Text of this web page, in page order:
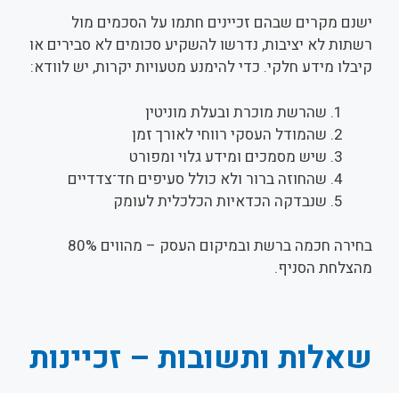
ישנם מקרים שבהם זכיינים חתמו על הסכמים מול
רשתות לא יציבות, נדרשו להשקיע סכומים לא סבירים או
קיבלו מידע חלקי. כדי להימנע מטעויות יקרות, יש לוודא:
שהרשת מוכרת ובעלת מוניטין
שהמודל העסקי רווחי לאורך זמן
שיש מסמכים ומידע גלוי ומפורט
שהחוזה ברור ולא כולל סעיפים חד־צדדיים
שנבדקה הכדאיות הכלכלית לעומק
בחירה חכמה ברשת ובמיקום העסק – מהווים 80%
מהצלחת הסניף.
שאלות ותשובות – זכיינות